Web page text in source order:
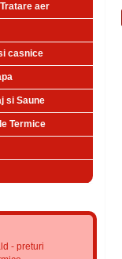
aer
casnice
si Saune
Termice
- preturi